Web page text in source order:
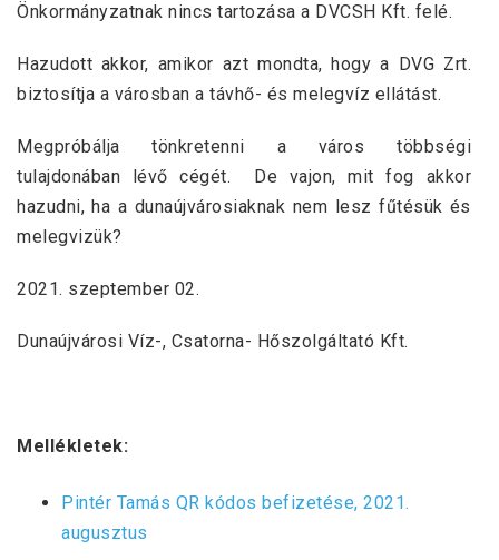
Önkormányzatnak nincs tartozása a DVCSH Kft. felé.
Hazudott akkor, amikor azt mondta, hogy a DVG Zrt.
biztosítja a városban a távhő- és melegvíz ellátást.
Megpróbálja tönkretenni a város többségi
tulajdonában lévő cégét. De vajon, mit fog akkor
hazudni, ha a dunaújvárosiaknak nem lesz fűtésük és
melegvizük?
2021. szeptember 02.
Dunaújvárosi Víz-, Csatorna- Hőszolgáltató Kft.
Mellékletek:
Pintér Tamás QR kódos befizetése, 2021.
augusztus